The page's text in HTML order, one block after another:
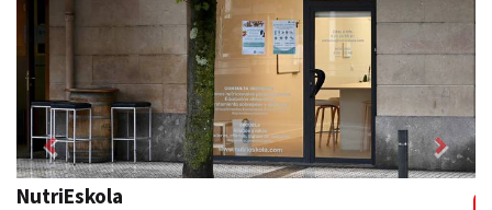
Amabi haur eta gazte jantziak
Previous Next